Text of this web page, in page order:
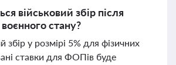
військовий збір після
стану?
збір у розмірі 5% для фізичних
ставки для ФОПів буде